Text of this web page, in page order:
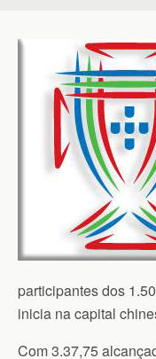
participantes dos
inicia na capital
Com 3.37,75